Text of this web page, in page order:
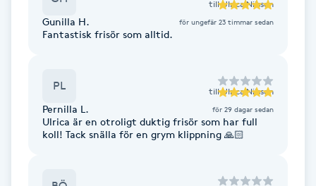
Diamantslipning
till Ulrica Nilsson
Gunilla H. för ungefär 23 timmar sedan
Fantastisk frisör som alltid.
PL till Ulrica Nilsson
Pernilla L. för 29 dagar sedan
Ulrica är en otroligt duktig frisör som har full
koll! Tack snälla för en grym klippning 🙏🏻